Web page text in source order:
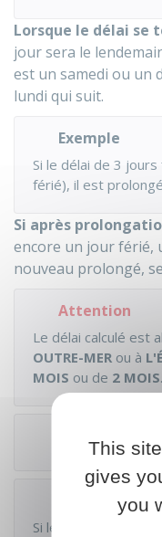
Lorsque le délai se
jour sera le
est un samedi ou un
lundi qui suit.
Exemple
Si le délai de 3
férié), il est
Si après
encore un jour férié,
nouveau prolongé,
Attention
Le délai calculé est
OUTRE-MER ou à
MOIS ou de 2 MOIS.
Si le délai comporte
This
gives
you